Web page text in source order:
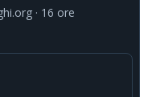
16 ore